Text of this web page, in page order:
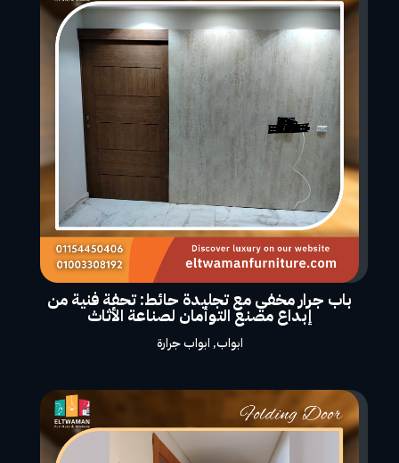
باب جرار مخفي مع تجليدة حائط: تحفة فنية من
إبداع مصنع التوأمان لصناعة الأثاث
ابواب, ابواب جرارة